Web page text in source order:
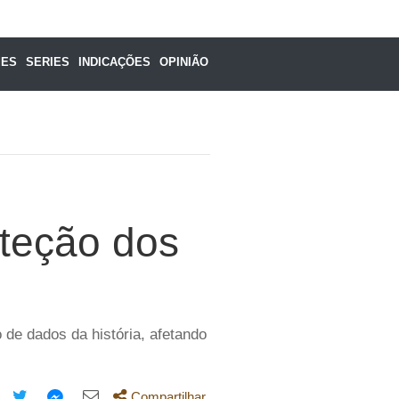
SERIES INDICAÇÕES OPINIÃO
dos
dados da história, afetando